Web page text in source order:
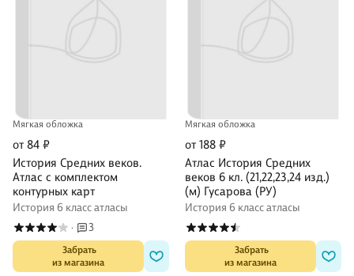
Мягкая обложка
от 84 ₽
История Средних веков.
Атлас с комплектом
контурных карт
История 6 класс атласы
· 3
Забрать
из магазина
Мягкая обложка
от 188 ₽
Атлас История Средних
веков 6 кл. (21,22,23,24 изд.)
(м) Гусарова (РУ)
История 6 класс атласы
Забрать
из магазина